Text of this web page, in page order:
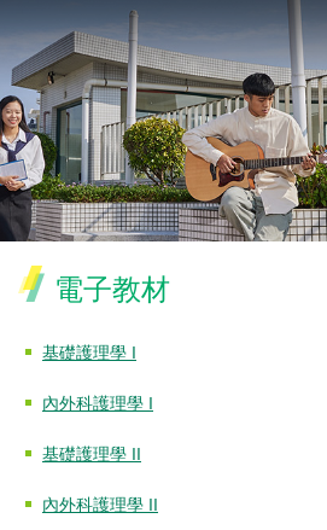
電子教材
基礎護理學 I
內外科護理學 I
基礎護理學 II
內外科護理學 II